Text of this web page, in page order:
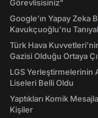
Görevlisisiniz"
Google'ın Yapay Zeka
Kavukçuoğlu'nu
Türk Hava
Gazisi Olduğu Ortaya
LGS Yerleştirmelerinin
Liseleri Belli Oldu
Yaptıkları Komik
Kişiler